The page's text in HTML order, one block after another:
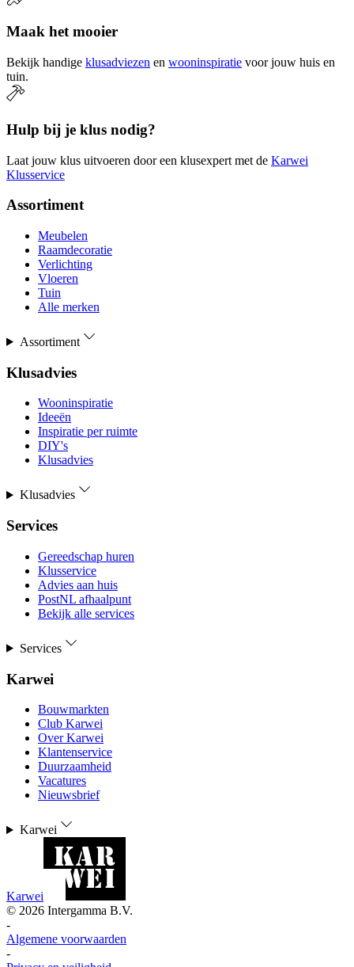
Maak het mooier
Bekijk handige klusadviezen en wooninspiratie voor jouw huis en
tuin.
Hulp bij je klus nodig?
Laat jouw klus uitvoeren door een klusexpert met de Karwei
Klusservice
Assortiment
Meubelen
Raamdecoratie
Verlichting
Vloeren
Tuin
Alle merken
Assortiment
Klusadvies
Wooninspiratie
Ideeën
Inspiratie per ruimte
DIY's
Klusadvies
Klusadvies
Services
Gereedschap huren
Klusservice
Advies aan huis
PostNL afhaalpunt
Bekijk alle services
Services
Karwei
Bouwmarkten
Club Karwei
Over Karwei
Klantenservice
Duurzaamheid
Vacatures
Nieuwsbrief
Karwei
Karwei
© 2026 Intergamma B.V.
-
Algemene voorwaarden
-